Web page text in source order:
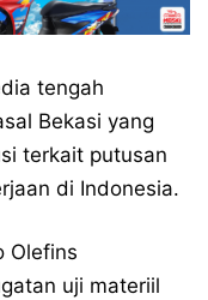
tengah
Bekasi yang
terkait putusan
di Indonesia.
Olefins
uji materiil